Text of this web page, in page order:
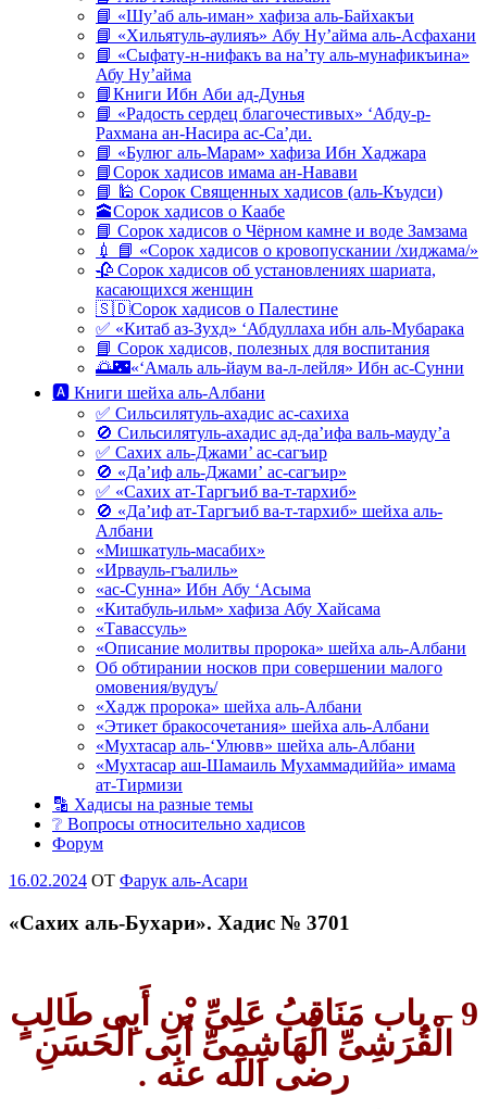
📘 «Шу’аб аль-иман» хафиза аль-Байхакъи
📘 «Хильятуль-аулияъ» Абу Ну’айма аль-Асфахани
📘 «Сыфату-н-нифакъ ва на’ту аль-мунафикъина»
Абу Ну’айма
📘Книги Ибн Аби ад-Дунья
📘 «Радость сердец благочестивых» ‘Абду-р-
Рахмана ан-Насира ас-Са’ди.
📘 «Булюг аль-Марам» хафиза Ибн Хаджара
📘Сорок хадисов имама ан-Навави
📘 🕌 Сорок Священных хадисов (аль-Къудси)
🕋Сорок хадисов о Каабе
📘 Сорок хадисов о Чёрном камне и воде Замзама
💉 📘 «Сорок хадисов о кровопускании /хиджама/»
🥀 Сорок хадисов об установлениях шариата,
касающихся женщин
🇸🇩Сорок хадисов о Палестине
✅ «Китаб аз-Зухд» ‘Абдуллаха ибн аль-Мубарака
📘 Сорок хадисов, полезных для воспитания
🌅🌃«‘Амаль аль-йаум ва-л-лейля» Ибн ас-Сунни
🅰 Книги шейха аль-Албани
✅ Сильсилятуль-ахадис ас-сахиха
🚫 Сильсилятуль-ахадис ад-да’ифа валь-мауду’а
✅ Сахих аль-Джами’ ас-сагъир
🚫 «Да’иф аль-Джами’ ас-сагъир»
✅ «Сахих ат-Таргъиб ва-т-тархиб»
🚫 «Да’иф ат-Таргъиб ва-т-тархиб» шейха аль-
Албани
«Мишкатуль-масабих»
«Ирвауль-гъалиль»
«ас-Сунна» Ибн Абу ‘Асыма
«Китабуль-ильм» хафиза Абу Хайсама
«Тавассуль»
«Описание молитвы пророка» шейха аль-Албани
Об обтирании носков при совершении малого
омовения/вудуъ/
«Хадж пророка» шейха аль-Албани
«Этикет бракосочетания» шейха аль-Албани
«Мухтасар аль-‘Улювв» шейха аль-Албани
«Мухтасар аш-Шамаиль Мухаммадиййа» имама
ат-Тирмизи
🔡 Хадисы на разные темы
❔ Вопросы относительно хадисов
Форум
Опубликовано
16.02.2024 OT Фарук аль-Асари
«Сахих аль-Бухари». Хадис № 3701
9– باب مَنَاقِبُ عَلِىِّ بْنِ أَبِى طَالِبٍ
الْقُرَشِىِّ الْهَاشِمِىِّ أَبِى الْحَسَنِ
رضى الله عنه .